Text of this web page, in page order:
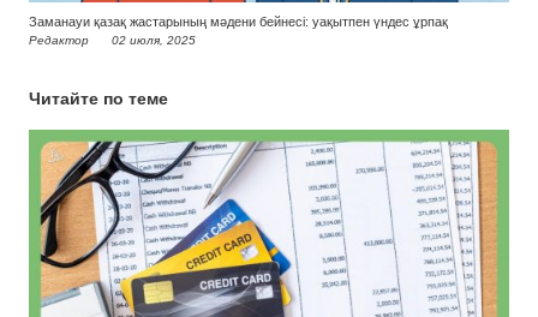
Заманауи қазақ жастарының мәдени бейнесі: уақытпен үндес ұрпақ
Редактор 02 июля, 2025
Читайте по теме